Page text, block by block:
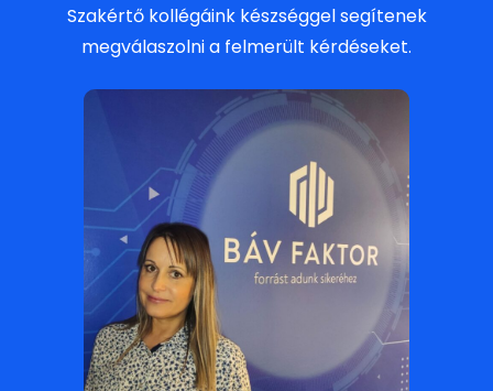
Szakértő kollégáink készséggel segítenek
megválaszolni a felmerült kérdéseket.